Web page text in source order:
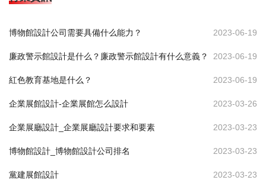
博物館設計公司需要具備什么能力？ 2023-06-19
廉政警示館設計是什么？廉政警示館設計有什么意義？ 2023-06-19
紅色教育基地是什么？ 2023-06-19
企業展館設計-企業展館怎么設計 2023-03-26
企業展廳設計_企業展廳設計要求和要素 2023-03-23
博物館設計_博物館設計公司排名 2023-03-23
黨建展館設計 2023-03-23